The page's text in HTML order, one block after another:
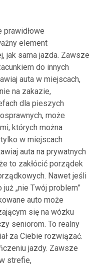
prawidłowe
element
jak sama jazda. Zawsze
do innych
auta w miejscach,
na zakazie,
dla pieszych
może
których można
w miejscach
auta na prywatnych
to zakłócić porządek
Nawet jeśli
„nie Twój problem”
auto może
się na wózku
seniorom. To realny
za Ciebie rozwiązać.
jazdy. Zawsze
strefie,